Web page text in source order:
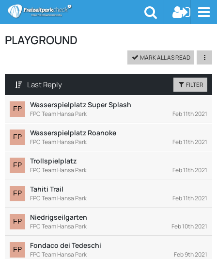
PLAYGROUND
MARK ALL AS READ
Last Reply FILTER
Wasserspielplatz Super Splash
FPC Team Hansa Park Feb 11th 2021
Wasserspielplatz Roanoke
FPC Team Hansa Park Feb 11th 2021
Trollspielplatz
FPC Team Hansa Park Feb 11th 2021
Tahiti Trail
FPC Team Hansa Park Feb 11th 2021
Niedrigseilgarten
FPC Team Hansa Park Feb 10th 2021
Fondaco dei Tedeschi
FPC Team Hansa Park Feb 9th 2021